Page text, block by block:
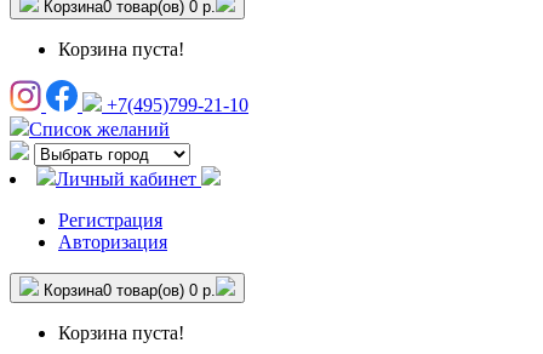
Корзина0 товар(ов) 0 р.
Корзина пуста!
+7(495)799-21-10
Список желаний
Личный кабинет
Регистрация
Авторизация
Корзина0 товар(ов) 0 р.
Корзина пуста!